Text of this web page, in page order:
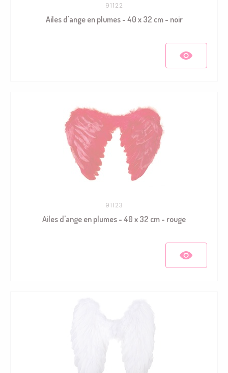
91122
Ailes d'ange en plumes - 40 x 32 cm - noir
91123
Ailes d'ange en plumes - 40 x 32 cm - rouge